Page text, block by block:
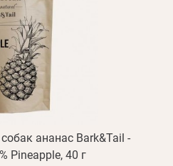
ананас Bark&Tail -
Pineapple, 40 г